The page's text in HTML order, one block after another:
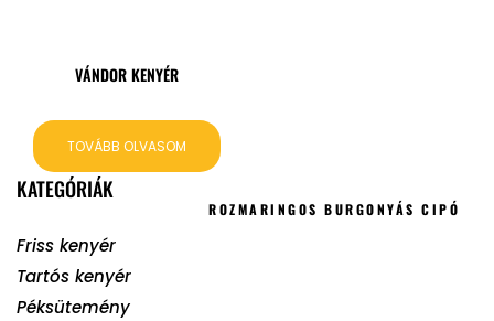
VÁNDOR KENYÉR
TOVÁBB OLVASOM
KATEGÓRIÁK
Friss kenyér
Tartós kenyér
Péksütemény
ROZMARINGOS BURGONYÁS CIPÓ